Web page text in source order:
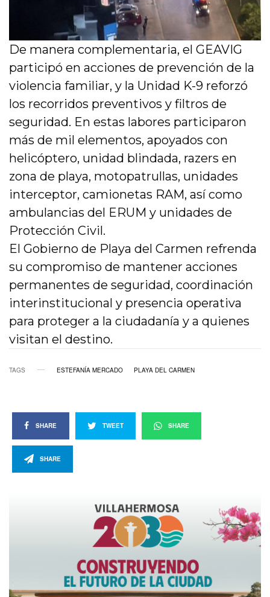
De manera complementaria, el GEAVIG
participó en acciones de prevención de la
violencia familiar, y la Unidad K-9 reforzó
los recorridos preventivos y filtros de
seguridad. En estas labores participaron
más de mil elementos, apoyados con
helicóptero, unidad blindada, razers en
zona de playa, motopatrullas, unidades
interceptor, camionetas RAM, así como
ambulancias del ERUM y unidades de
Protección Civil.
El Gobierno de Playa del Carmen refrenda
su compromiso de mantener acciones
permanentes de seguridad, coordinación
interinstitucional y presencia operativa
para proteger a la ciudadanía y a quienes
visitan el destino.
TAGS ESTEFANÍA MERCADO PLAYA DEL CARMEN
SHARE TWEET SHARE
SHARE